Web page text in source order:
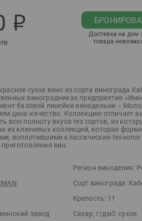
р
Доставка на дом
товара
сухое вино из сорта винограда
виноградниках предприятия
базовой линейки винодельни –
цена-качество. Коллекцию отличает
всю полноту вкуса тех сортов, из
из ключевых коллекций, которая
воплотившими классические
вин.
завод
Регион виноделия:
Сорт винограда:
Крепость: 11
Сахар, г/дм3:сухое